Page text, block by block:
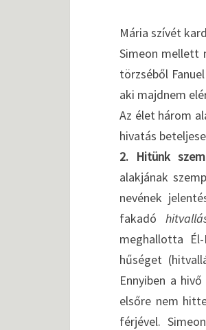
Mária szívét
Simeon mellett
törzséből
aki majdnem
Az élet három
hivatás
2. Hitünk
alakjának
nevének
fakadó
meghallotta
hűséget
Ennyiben a
elsőre nem
férjével.